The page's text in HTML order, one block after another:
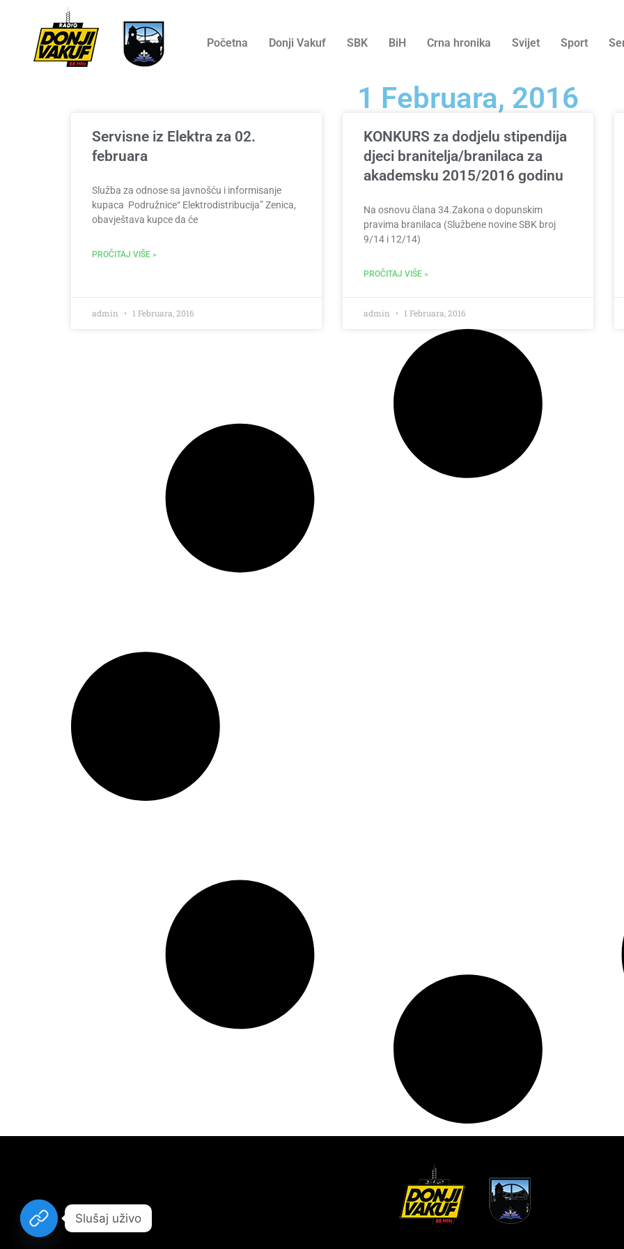
Početna Donji Vakuf SBK BiH Crna hronika Svijet Sport
1 Februara, 2016
Servisne iz Elektra za 02.
februara
Služba za odnose sa javnošću i informisanje
kupaca Podružnice“ Elektrodistribucija” Zenica,
obavještava kupce da će
PROČITAJ VIŠE »
admin 1 Februara, 2016
KONKURS za dodjelu stipendija
djeci branitelja/branilaca za
akademsku 2015/2016 godinu
Na osnovu člana 34.Zakona o dopunskim
pravima branilaca (Službene novine SBK broj
9/14 i 12/14)
PROČITAJ VIŠE »
admin 1 Februara, 2016
Slušaj uživo